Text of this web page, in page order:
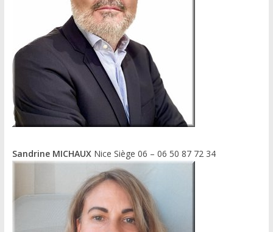
Sandrine MICHAUX Nice Siège 06 – 06 50 87 72 34